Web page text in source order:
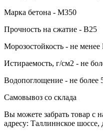
Марка бетона - М350
Прочность на сжатие - B25
Морозостойкость - не менее
Истираемость, г/см2 - не
Водопоглощение - не более
Самовывоз со склада
Вы можете забрать товар с
адресу: Таллиннское